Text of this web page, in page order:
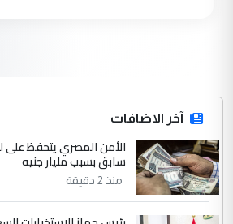
التعليق : قرار مستعجل جدا
للوزاره ولا للمواطن القرار
الاستماع للمدير ومغرفة ...
الموضوع :
وزير الصحة يعفي
العام في بغداد
آخر الاضافات
الأمن المصري يتحفظ
سابق بسبب مليار جنيه
منذ 2 دقيقة